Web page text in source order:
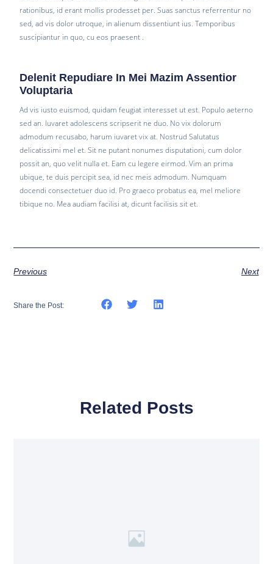
rationibus, id erant mollis prodesset per. Suas sanctus referrentur no
sed, ad vis dolor utroque, in alienum dissentiunt ius. Temporibus
suscipiantur in quo, cu eos praesent .
Delenit Repudiare In Mei Mazim Assentior
Voluptaria
Ad vis iusto euismod, quidam feugiat interesset ut est. Populo aeterno
sed an. Iuvaret adolescens scripserit ne duo. No vix dolorum
admodum recusabo, harum iuvaret vix at. Nostrud Salutatus
delicatissimi mel et. Sit ne putant nonumes disputationi, cum dolor
possit an, quo velit nulla et. Eam cu legere eirmod. Vim an prima
ubique, te duis percipit sea, id nec meis admodum. Numquam
docendi consectetuer duo id. Pro graeco probatus ea, mel meliore
tibique no. Mea audiam facilisi at, dicunt facilisis sit et.
Previous Next
Share the Post:
Related Posts